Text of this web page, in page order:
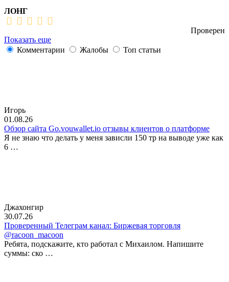
ЛОНГ
Проверен
Показать еще
Комментарии
Жалобы Топ статьи
Игорь
01.08.26
Обзор сайта Go.vouwallet.io отзывы клиентов о платформе
Я не знаю что делать у меня зависли 150 тр на выводе уже как
6 …
Джахонгир
30.07.26
Проверенный Телеграм канал: Биржевая торговля
@racoon_macoon
Ребята, подскажите, кто работал с Михаилом. Напишите
суммы: ско …